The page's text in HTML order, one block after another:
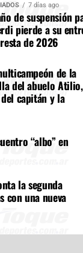
7 días ago
de suspensión
pierde a su
de 2026
de la
del abuelo Atilio,
capitán y la
“albo” en
la segunda
con una nueva